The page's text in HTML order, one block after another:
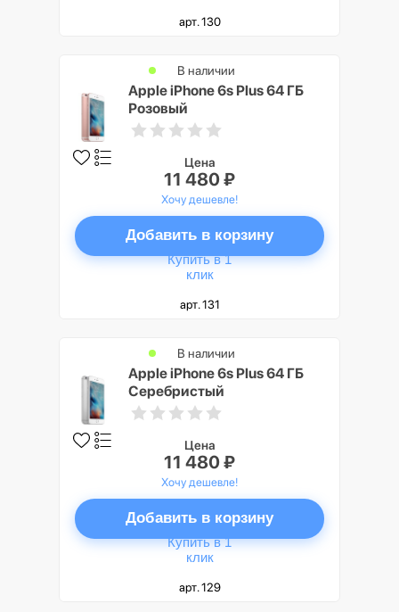
арт. 130
Apple iPhone 6s Plus 64 ГБ
Розовый
В наличии
Цена
11 480 ₽
Хочу дешевле!
Добавить в корзину
Купить в 1
клик
арт. 131
Apple iPhone 6s Plus 64 ГБ
Серебристый
В наличии
Цена
11 480 ₽
Хочу дешевле!
Добавить в корзину
Купить в 1
клик
арт. 129